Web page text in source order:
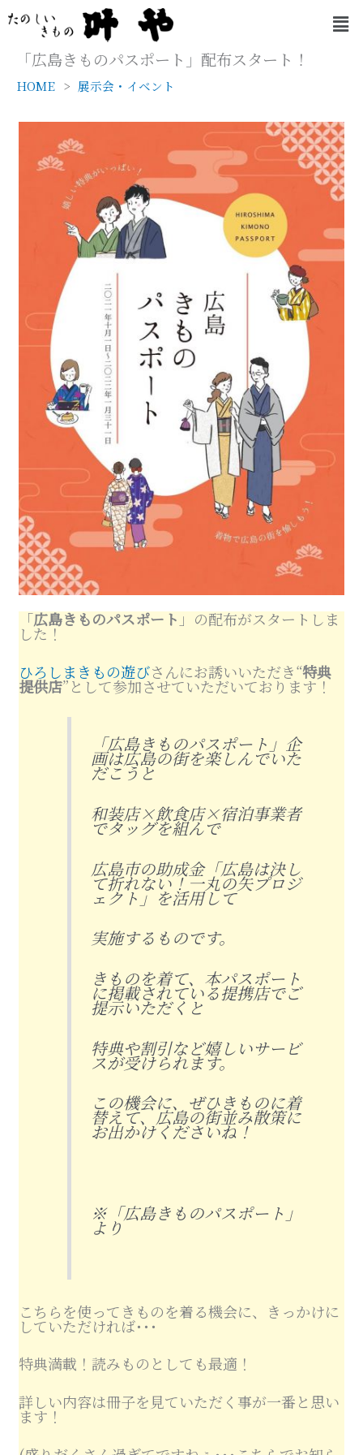
容
メ
ニ
「広島きものパスポート」配布スタート！
HOME 展示会・イベント
「広島きものパスポート」の配布がスタートしま
した！
ひろしまきもの遊びさんにお誘いいただき“特典
提供店”として参加させていただいております！
「広島きものパスポート」企
画は広島の街を楽しんでいた
だこうと
和装店×飲食店×宿泊事業者
でタッグを組んで
広島市の助成金「広島は決し
て折れない！一丸の矢プロジ
ェクト」を活用して
実施するものです。
きものを着て、本パスポート
に掲載されている提携店でご
提示いただくと
特典や割引など嬉しいサービ
スが受けられます。
この機会に、ぜひきものに着
替えて、広島の街並み散策に
お出かけくださいね！
※「広島きものパスポート」
より
こちらを使ってきものを着る機会に、きっかけに
していただければ･･･
特典満載！読みものとしても最適！
詳しい内容は冊子を見ていただく事が一番と思い
ます！